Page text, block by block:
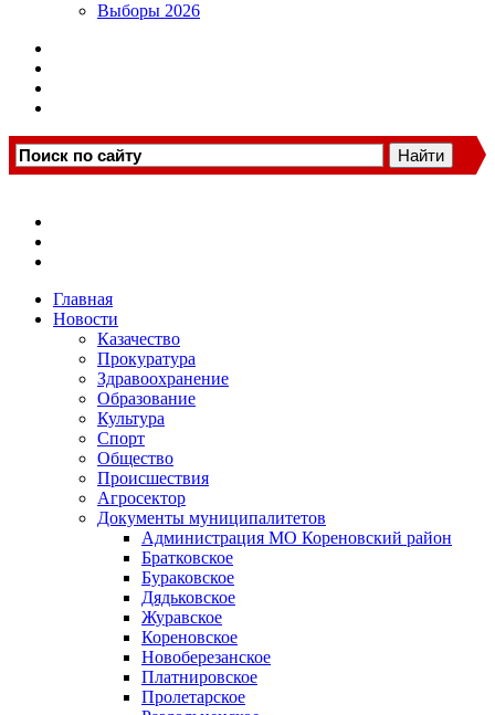
Выборы 2026
Главная
Новости
Казачество
Прокуратура
Здравоохранение
Образование
Культура
Спорт
Общество
Происшествия
Агросектор
Документы муниципалитетов
Администрация МО Кореновский район
Братковское
Бураковское
Дядьковское
Журавское
Кореновское
Новоберезанское
Платнировское
Пролетарское